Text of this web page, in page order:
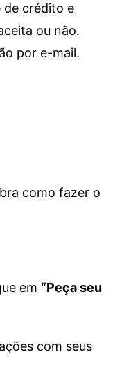
de crédito e
ou não.
por e-mail.
como fazer o
em “Peça seu
com seus